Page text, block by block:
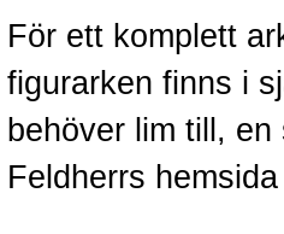
För ett komplett
figurarken finns i
behöver lim till,
Feldherrs